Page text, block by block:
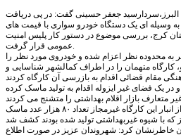
البرز،سردارسید جعفر حسینی گفت: در پی دریافت
وسیله ای یک دستگاه خودرو سواری با قیمت های
کرج، بررسی موضوع در دستور کار پلیس امنیت
عمومی قرار گرفت.
به محدوده نظر اعزام شده و خودروی مورد نظر را
کارگاه متهمان را در اطراف کمالشهر شناسایی و
در یک فضای غیر ایزوله اقدام به تولید ماسک کرده
سردارحسینی افزود : در بازرسی از انبار این کارگاه غیرمجاز تعداد ۸۰ هزار عدد ماسک
خاطرنشان کرد: شهروندان عزیز در صورت اطلاع